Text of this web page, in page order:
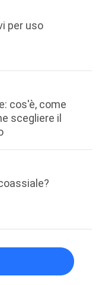
per uso
cos'è, come
scegliere il